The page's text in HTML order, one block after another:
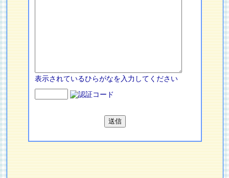
表示されているひらがなを入力してください